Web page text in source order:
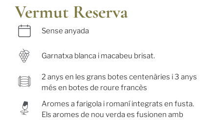
Vermut Reserva
Sense anyada
Garnatxa blanca i macabeu brisat.
2 anys en les grans botes centenàries i 3 anys
més en botes de roure francès
Aromes a farigola i romaní integrats en fusta.
Els aromes de nou verda es fusionen amb